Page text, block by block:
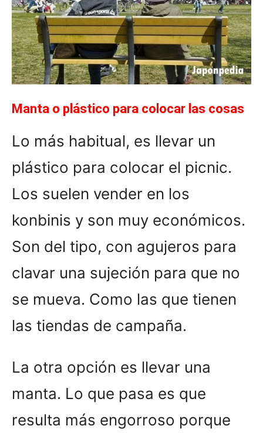
Manta o plástico para colocar las cosas
Lo más habitual, es llevar un
plástico para colocar el picnic.
Los suelen vender en los
konbinis y son muy económicos.
Son del tipo, con agujeros para
clavar una sujeción para que no
se mueva. Como las que tienen
las tiendas de campaña.
La otra opción es llevar una
manta. Lo que pasa es que
resulta más engorroso porque